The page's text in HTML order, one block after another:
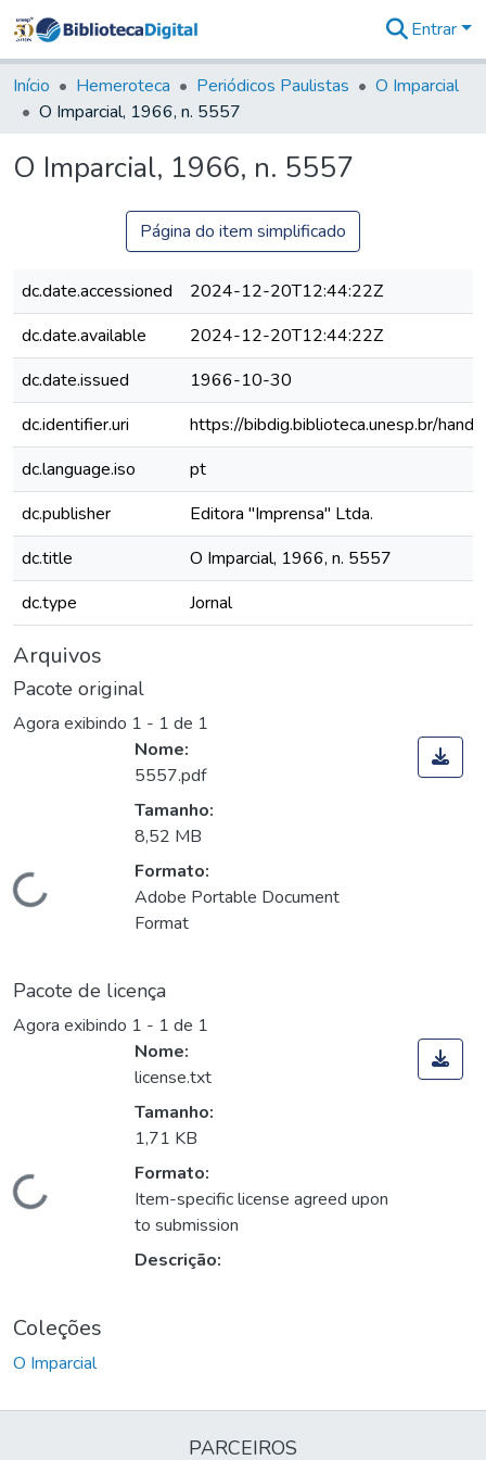
&
Coleções
Tudo na
Digital
Entrar
Início Hemeroteca Periódicos Paulistas
O Imparcial
O Imparcial, 1966, n. 5557
O Imparcial, 1966, n. 5557
Página do item simplificado
dc.date.accessioned
2024-12-20T12:44:22Z
dc.date.available
2024-12-20T12:44:22Z
dc.date.issued
1966-10-30
dc.identifier.uri
https://bibdig.biblioteca.unesp.br/
dc.language.iso
pt
dc.publisher
Editora "Imprensa" Ltda.
dc.title
O Imparcial, 1966, n. 5557
dc.type
Jornal
Arquivos
Pacote original
Agora exibindo 1 - 1 de 1
Carregando...
Nome:
5557.pdf
Tamanho:
8,52 MB
Formato:
Adobe Portable Document
Format
Pacote de licença
Agora exibindo 1 - 1 de 1
Carregando...
Nome:
license.txt
Tamanho:
1,71 KB
Formato:
Item-specific license agreed upon
to submission
Descrição:
Coleções
O Imparcial
PARCEIROS